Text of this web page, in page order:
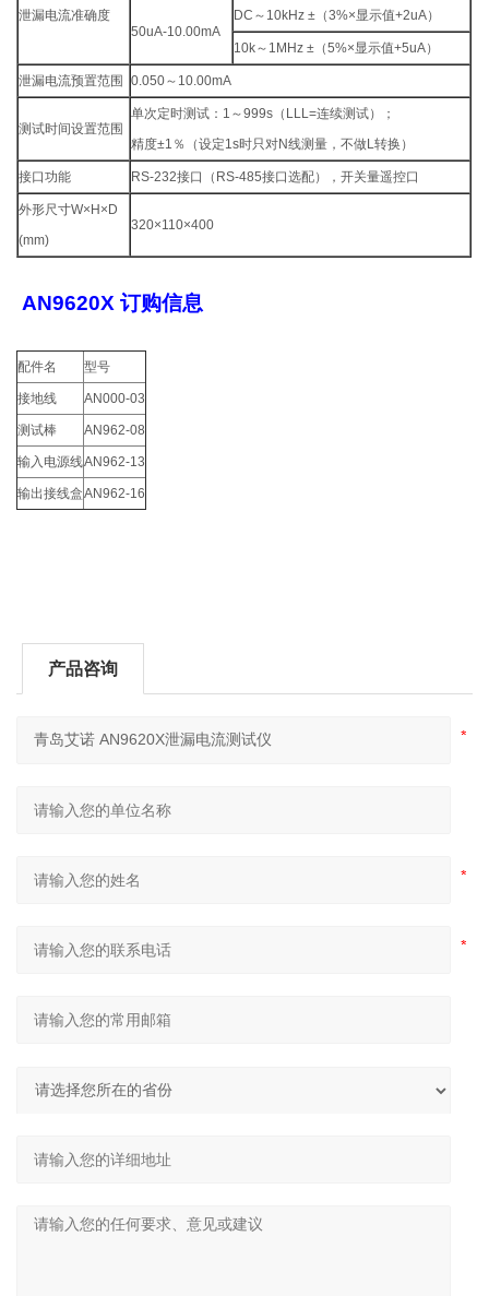
泄漏电流准确度
50uA-10.00mA
DC～10kHz ±（3%×显示值+2uA）
10k～1MHz ±（5%×显示值+5uA）
泄漏电流预置范围 0.050～10.00mA
测试时间设置范围
单次定时测试：1～999s（LLL=连续测试）；
精度±1％（设定1s时只对N线测量，不做L转换）
接口功能 RS-232接口（RS-485接口选配），开关量遥控口
外形尺寸W×H×D
(mm)
320×110×400
AN9620X 订购信息
配件名 型号
接地线 AN000-03
测试棒 AN962-08
输入电源线AN962-13
输出接线盒AN962-16
产品咨询